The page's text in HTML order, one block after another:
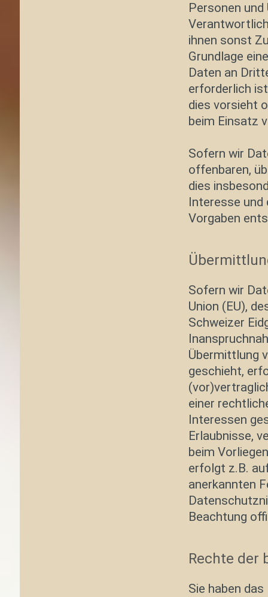
Personen
ihnen sonst
Grundlage
Daten an
erforderlich
dies vorsieht
beim Einsatz
Sofern wir
offenbaren,
dies
Interesse und
Vorgaben
Sofern wir
Union (EU),
Schweizer
Übermittlung
geschieht,
einer
Interessen
Erlaubnisse,
beim
erfolgt z.B.
anerkannten
Beachtung
Rechte der
Sie haben